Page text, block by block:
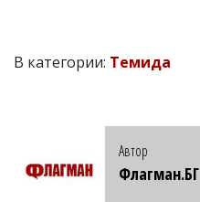
В категории: Темида
Автор
Флагман.БГ